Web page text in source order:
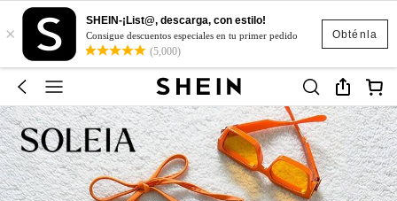
Obténla
×
SHEIN-¡List@, descarga, con estilo!
Consigue descuentos especiales en tu primer pedido
(5,000)